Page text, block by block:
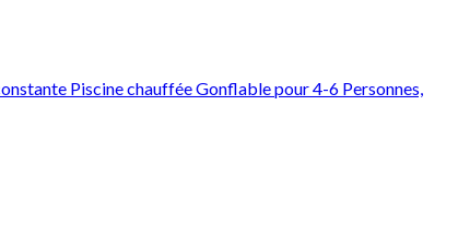
Piscine chauffée Gonflable pour 4-6 Personnes,